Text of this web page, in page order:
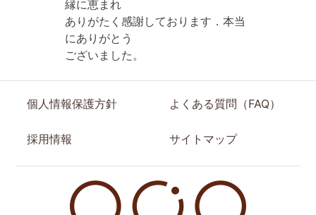
縁に恵まれ
ありがたく感謝しております．本当
にありがとう
ございました。
個人情報保護方針
採用情報
よくある質問（FAQ）
サイトマップ